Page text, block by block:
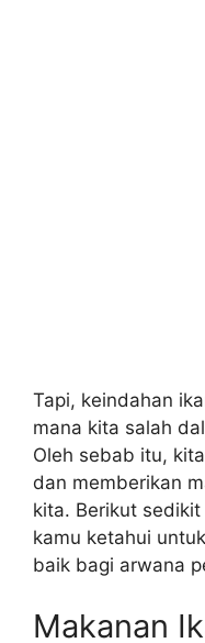
Tapi, keindahan
mana kita salah
Oleh sebab itu,
dan memberikan
kita. Berikut
kamu ketahui
baik bagi arwana
Makanan